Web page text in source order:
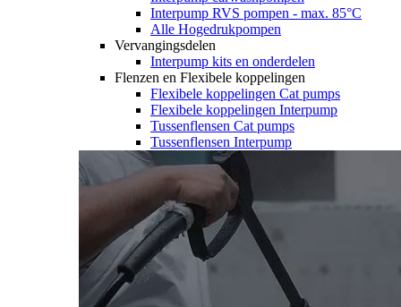
Interpump RVS pompen - max. 85°C
Alle Hogedrukpompen
Vervangingsdelen
Interpump kits en onderdelen
Flenzen en Flexibele koppelingen
Flexibele koppelingen Cat pumps
Flexibele koppelingen Interpump
Tussenflensen Cat pumps
Tussenflensen Interpump